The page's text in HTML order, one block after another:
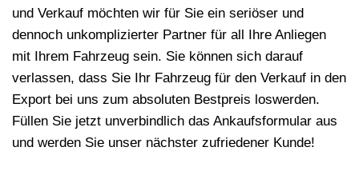
und Verkauf möchten wir für Sie ein seriöser und
dennoch unkomplizierter Partner für all Ihre Anliegen
mit Ihrem Fahrzeug sein. Sie können sich darauf
verlassen, dass Sie Ihr Fahrzeug für den Verkauf in den
Export bei uns zum absoluten Bestpreis loswerden.
Füllen Sie jetzt unverbindlich das Ankaufsformular aus
und werden Sie unser nächster zufriedener Kunde!